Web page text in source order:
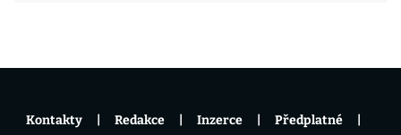
Kontakty Redakce Inzerce Předplatné